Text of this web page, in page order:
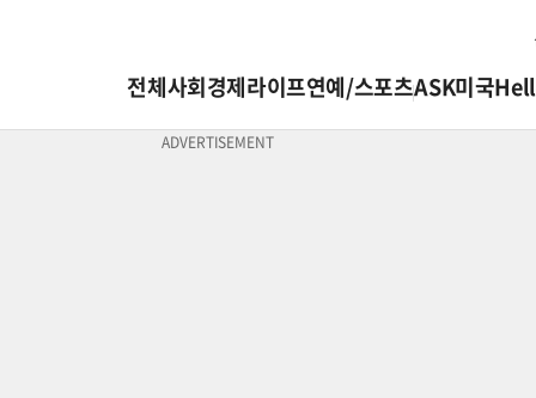
전체사회경제라이프연예/스포츠ASK미국